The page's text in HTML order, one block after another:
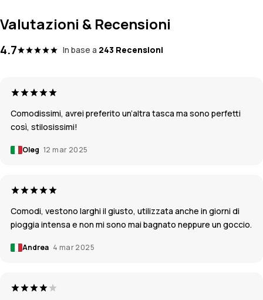
Valutazioni & Recensioni
4.7 In base a 243 Recensioni
Comodissimi, avrei preferito un’altra tasca ma sono perfetti
così, stilosissimi!
Oleg 12 mar 2025
Comodi, vestono larghi il giusto, utilizzata anche in giorni di
pioggia intensa e non mi sono mai bagnato neppure un goccio.
Andrea 4 mar 2025